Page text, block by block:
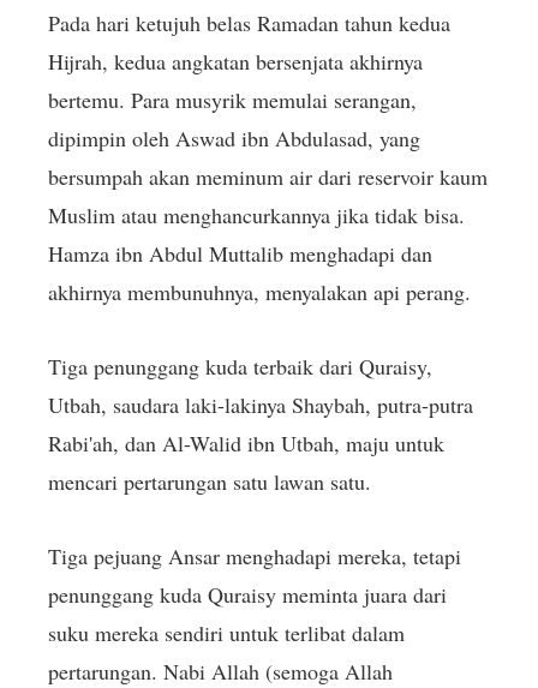
Pada hari ketujuh belas Ramadan tahun kedua
Hijrah, kedua angkatan bersenjata akhirnya
bertemu. Para musyrik memulai serangan,
dipimpin oleh Aswad ibn Abdulasad, yang
bersumpah akan meminum air dari reservoir kaum
Muslim atau menghancurkannya jika tidak bisa.
Hamza ibn Abdul Muttalib menghadapi dan
akhirnya membunuhnya, menyalakan api perang.
Tiga penunggang kuda terbaik dari Quraisy,
Utbah, saudara laki-lakinya Shaybah, putra-putra
Rabi'ah, dan Al-Walid ibn Utbah, maju untuk
mencari pertarungan satu lawan satu.
Tiga pejuang Ansar menghadapi mereka, tetapi
penunggang kuda Quraisy meminta juara dari
suku mereka sendiri untuk terlibat dalam
pertarungan. Nabi Allah (semoga Allah